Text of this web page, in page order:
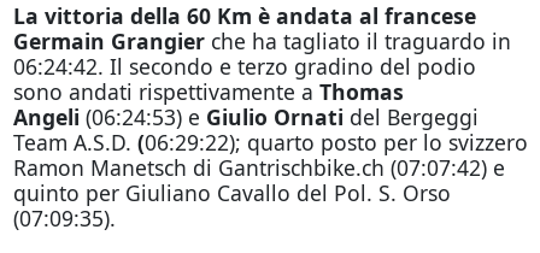
La vittoria della 60 Km è andata al francese
Germain Grangier che ha tagliato il traguardo in
06:24:42. Il secondo e terzo gradino del podio
sono andati rispettivamente a Thomas
Angeli (06:24:53) e Giulio Ornati del Bergeggi
Team A.S.D. (06:29:22); quarto posto per lo svizzero
Ramon Manetsch di Gantrischbike.ch (07:07:42) e
quinto per Giuliano Cavallo del Pol. S. Orso
(07:09:35).